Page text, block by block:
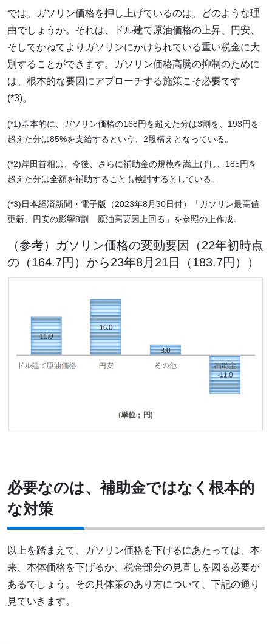
では、ガソリン価格を押し上げているのは、どのような理
由でしょうか。それは、ドル建て原油価格の上昇、円安、
そしてかねてよりガソリンにかけられている重い税金に大
別することができます。ガソリン価格高騰の抑制のために
は、根本的な要因にアプローチする施策こそ必要です
(*3)。
(*1)基本的に、ガソリン価格の168円を超えた分は3割を、193円を
超えた分は85%を支給するという、2段構えとなっている。
(*2)岸田首相は、今後、さらに補助金の規模を嵩上げし、185円を
超えた分は全額を補助することも検討するとしている。
(*3)日本経済新聞・電子版（2023年8月30日付）「ガソリン最高値
更新、円安の影響8割 原油高要因上回る」を参照の上作成。
（参考）ガソリン価格の変動要因（22年初時点
の（164.7円）から23年8月21日（183.7円））
必要なのは、補助金ではなく根本的
な対策
以上を踏まえて、ガソリン価格を下げるにあたっては、本
来、本体価格を下げるか、税金部分の見直しを図る必要が
あるでしょう。その具体策のあり方について、下記の通り
見ていきます。